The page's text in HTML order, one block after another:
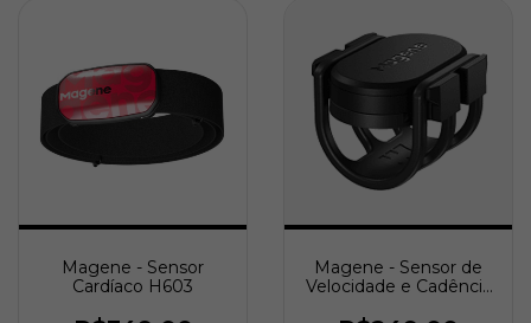
Magene - Sensor
Cardíaco H603
Magene - Sensor de
Velocidade e Cadência